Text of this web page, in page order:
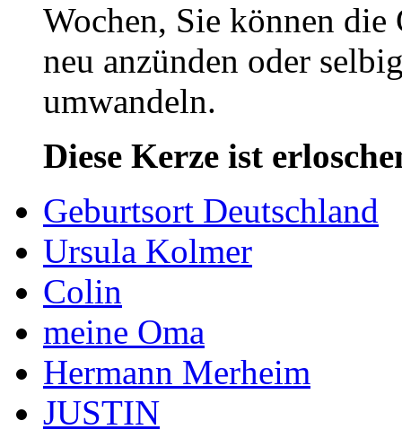
Wochen, Sie können die
neu anzünden oder
umwandeln.
Diese Kerze ist
Geburtsort Deutschland
Ursula Kolmer
Colin
meine Oma
Hermann Merheim
JUSTIN